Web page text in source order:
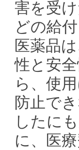
害を受
どの給
医薬品
性と安
ら、使
防止で
したに
に、医